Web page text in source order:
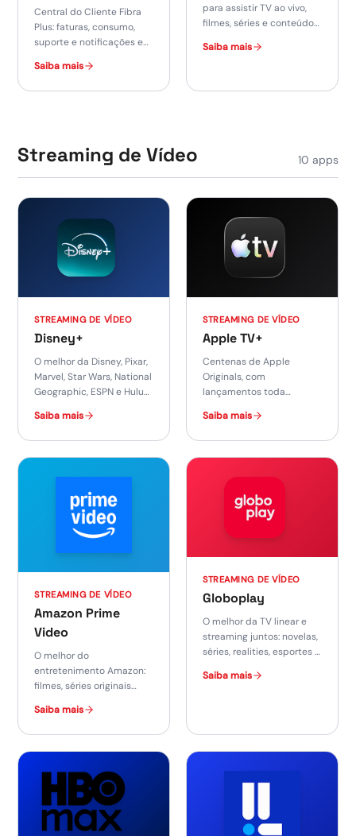
Central do Cliente Fibra
Plus: faturas, consumo,
suporte e notificações em
celular.
Saiba mais
para assistir TV ao vivo,
filmes, séries e conteúdos
tablet e Smart TV.
Saiba mais
Streaming de Vídeo 10 apps
STREAMING DE VÍDEO
Disney+
O melhor da Disney, Pixar,
Marvel, Star Wars, National
Geographic, ESPN e Hulu
de streaming.
Saiba mais
STREAMING DE VÍDEO
Apple TV+
Centenas de Apple
Originals, com
lançamentos toda
documentários
Saiba mais
STREAMING DE VÍDEO
Amazon Prime
Video
O melhor do
entretenimento Amazon:
filmes, séries originais
ao vivo de esportes.
Saiba mais
STREAMING DE VÍDEO
Globoplay
O melhor da TV linear e
streaming juntos: novelas,
séries, realities, esportes e
Saiba mais